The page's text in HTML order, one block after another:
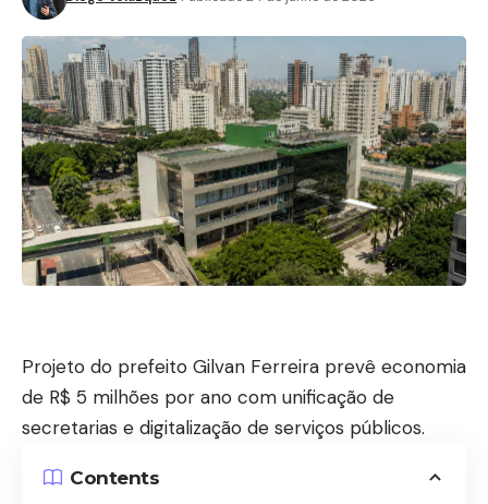
Projeto do prefeito Gilvan Ferreira prevê economia
de R$ 5 milhões por ano com unificação de
secretarias e digitalização de serviços públicos.
Contents